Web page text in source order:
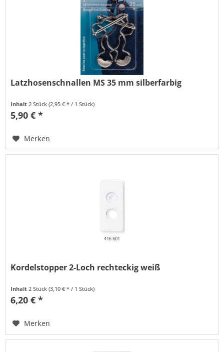
Latzhosenschnallen MS 35 mm silberfarbig
Inhalt 2 Stück(2,95 € * / 1 Stück)
5,90 € *
Merken
Kordelstopper 2-Loch rechteckig weiß
Inhalt2 Stück(3,10 € * / 1 Stück)
6,20 € *
Merken